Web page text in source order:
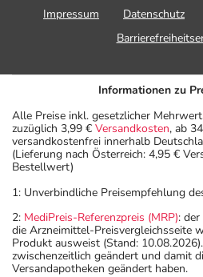
Impressum
Datenschutz
Informationen zu
Alle Preise inkl. gesetzlicher
zuzüglich 3,99 € Versandkosten, ab
versandkostenfrei innerhalb
(Lieferung nach Österreich: 4,95 €
Bestellwert)
1: Unverbindliche Preisempfehlung
2: MediPreis-Referenzpreis (MRP):
die Arzneimittel-Preisvergleichsseite
Produkt ausweist (Stand:
zwischenzeitlich geändert und damit
Versandapotheken geändert haben.